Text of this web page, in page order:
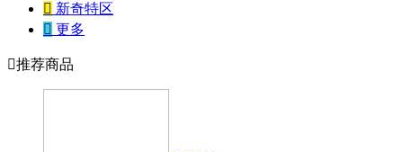
 新奇特区
 更多
推荐商品